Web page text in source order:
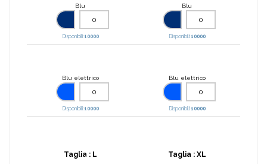
Blu
Disponibili:10000
Blu elettrico
Disponibili:10000
Blu
Disponibili:10000
Blu elettrico
Disponibili:10000
Taglia : L Taglia : XL